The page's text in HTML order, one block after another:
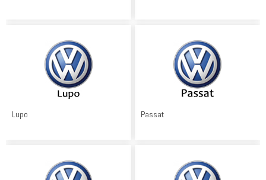
Lupo Passat